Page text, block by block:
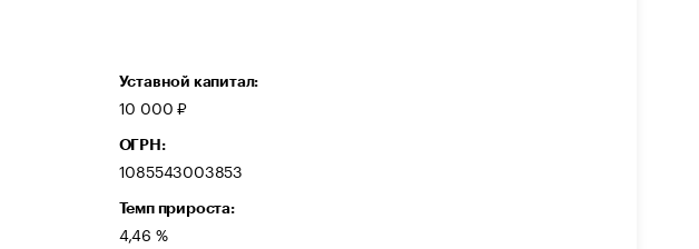
Уставной капитал:
10 000 ₽
ОГРН:
1085543003853
Темп прироста:
4,46 %